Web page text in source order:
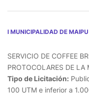
I MUNICIPALIDAD DE MAIPU
SERVICIO DE COFFEE
PROTOCOLARES DE LA
Tipo de Licitación:
100 UTM e inferior a